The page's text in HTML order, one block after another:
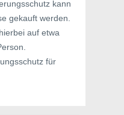
kann
gekauft werden.
auf etwa
für